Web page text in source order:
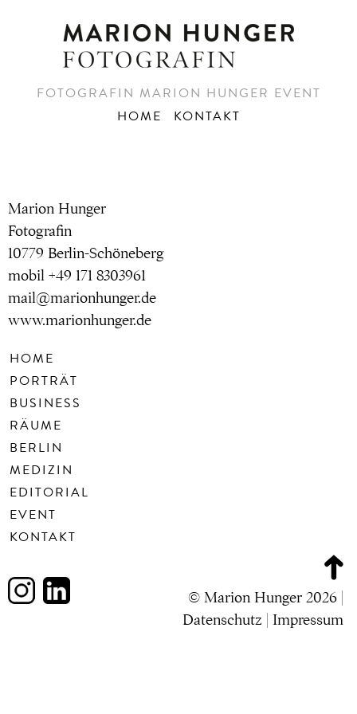
FOTOGRAFIN MARION HUNGER EVENT
HOME
KONTAKT
Marion Hunger
Fotografin
10779 Berlin-Schöneberg
mobil +49 171 8303961
mail@marionhunger.de
www.marionhunger.de
HOME
PORTRÄT
BUSINESS
RÄUME
BERLIN
MEDIZIN
EDITORIAL
EVENT
KONTAKT
© Marion Hunger 2026 |
Datenschutz Impressum